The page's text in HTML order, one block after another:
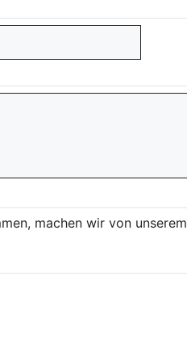
machen wir von unserem